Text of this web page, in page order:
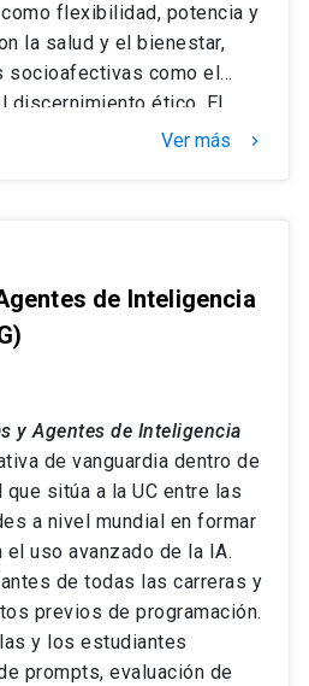
flexibilidad, potencia y
la salud y el bienestar,
socioafectivas como el
discernimiento ético. El
mediante metodologías
contempla pruebas
prácticos, condición física
transversales.
Ver más keyboard_arrow_right
de Inteligencia
y Agentes de Inteligencia
de vanguardia dentro de
que sitúa a la UC entre las
a nivel mundial en formar
uso avanzado de la IA.
de todas las carreras y
previos de programación.
y los estudiantes
prompts, evaluación de